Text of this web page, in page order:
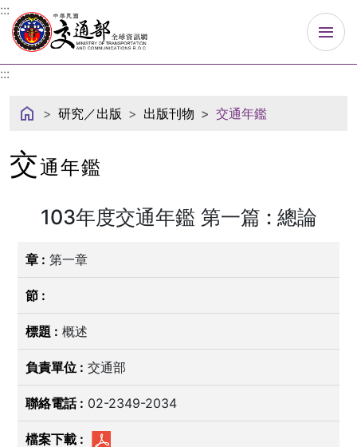
中華民國交通部
:::
:::
研究／出版 出版刊物 交通年鑑
交通年鑑
103年度交通年鑑 第一篇 : 總論
第一章
概述
交通部
02-2349-2034